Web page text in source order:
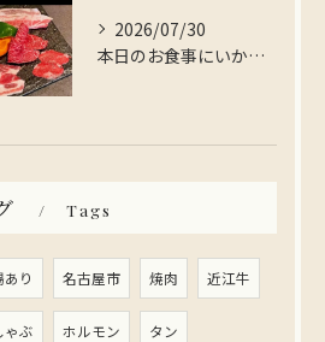
2026/07/30
本日のお食事にいかがですか？
Tags
り 名古屋市 焼肉 近江牛
ゃぶ ホルモン タン